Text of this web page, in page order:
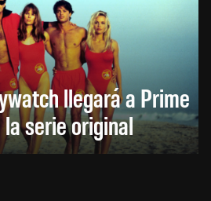
llegará a Prime
serie original